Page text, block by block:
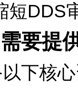
短DDS
提供
核心